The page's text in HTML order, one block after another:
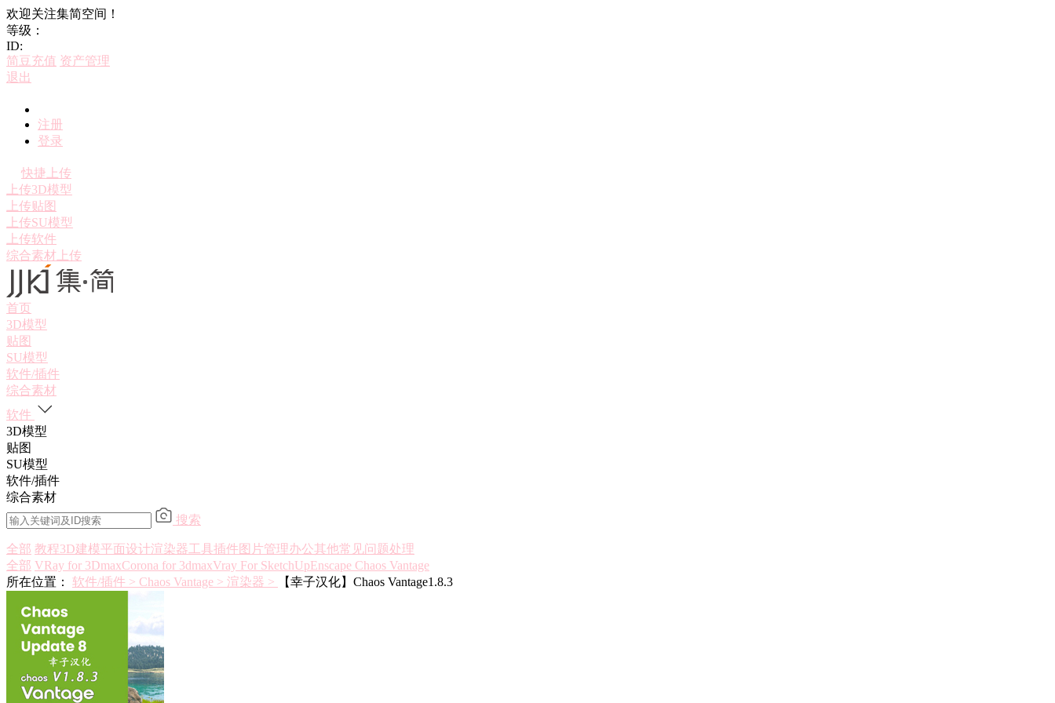
欢迎关注集简空间！
等级：
ID:
简豆充值 资产管理
退出
注册
登录
快捷上传
上传3D模型
上传贴图
上传SU模型
上传软件
综合素材上传
首页
3D模型
贴图
SU模型
软件/插件
综合素材
软件
3D模型
贴图
SU模型
软件/插件
综合素材
搜索
全部 教程3D建模平面设计渲染器工具插件图片管理办公其他常见问题处理
全部 VRay for 3DmaxCorona for 3dmaxVray For SketchUpEnscape Chaos Vantage
所在位置： 软件/插件 > Chaos Vantage > 渲染器 > 【幸子汉化】Chaos Vantage1.8.3